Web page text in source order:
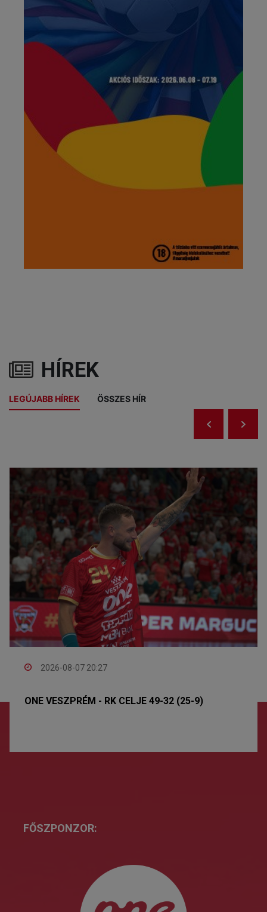
HÍREK
LEGÚJABB HÍREK ÖSSZES HÍR
2026-08-07 20:27
ONE VESZPRÉM - RK CELJE 49-32 (25-9)
FŐSZPONZOR: